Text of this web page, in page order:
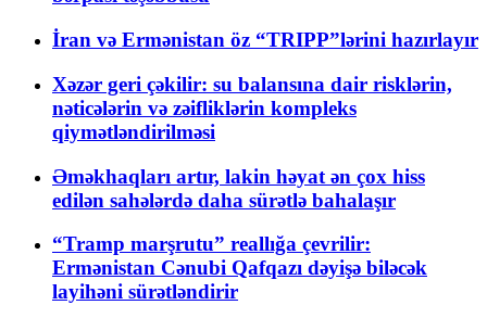
İran və Ermənistan öz “TRIPP”lərini hazırlayır
Xəzər geri çəkilir: su balansına dair risklərin,
nəticələrin və zəifliklərin kompleks
qiymətləndirilməsi
Əməkhaqları artır, lakin həyat ən çox hiss
edilən sahələrdə daha sürətlə bahalaşır
“Tramp marşrutu” reallığa çevrilir:
Ermənistan Cənubi Qafqazı dəyişə biləcək
layihəni sürətləndirir